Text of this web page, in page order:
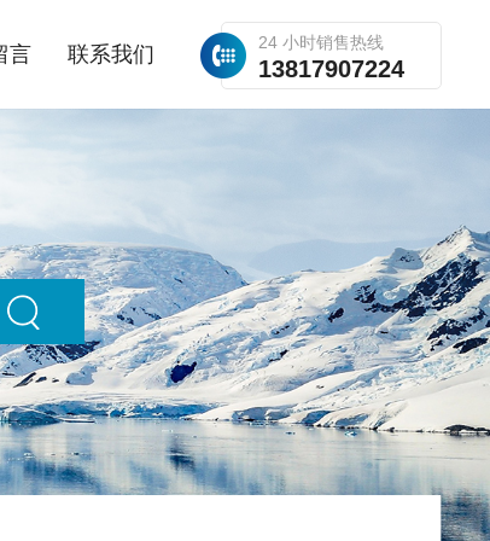
24 小时销售热线
13817907224
言 联系我们